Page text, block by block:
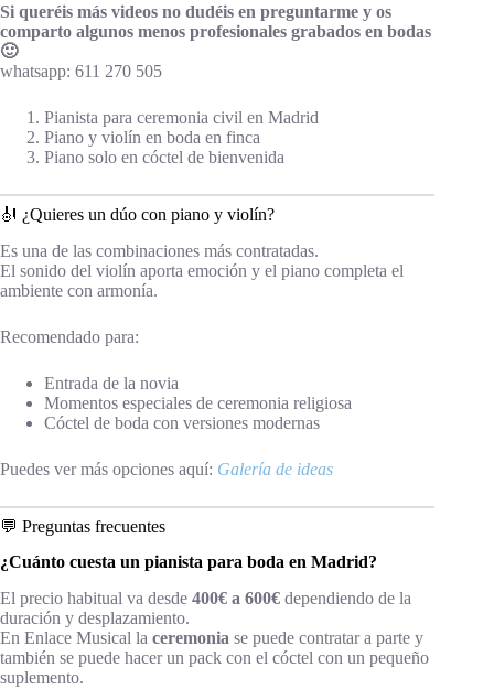
Si queréis más videos no dudéis en preguntarme y os
comparto algunos menos profesionales grabados en bodas
🙂
whatsapp: 611 270 505
Pianista para ceremonia civil en Madrid
Piano y violín en boda en finca
Piano solo en cóctel de bienvenida
🎻 ¿Quieres un dúo con piano y violín?
Es una de las combinaciones más contratadas.
El sonido del violín aporta emoción y el piano completa el
ambiente con armonía.
Recomendado para:
Entrada de la novia
Momentos especiales de ceremonia religiosa
Cóctel de boda con versiones modernas
Puedes ver más opciones aquí: Galería de ideas
💬 Preguntas frecuentes
¿Cuánto cuesta un pianista para boda en Madrid?
El precio habitual va desde 400€ a 600€ dependiendo de la
duración y desplazamiento.
En Enlace Musical la ceremonia se puede contratar a parte y
también se puede hacer un pack con el cóctel con un pequeño
suplemento.